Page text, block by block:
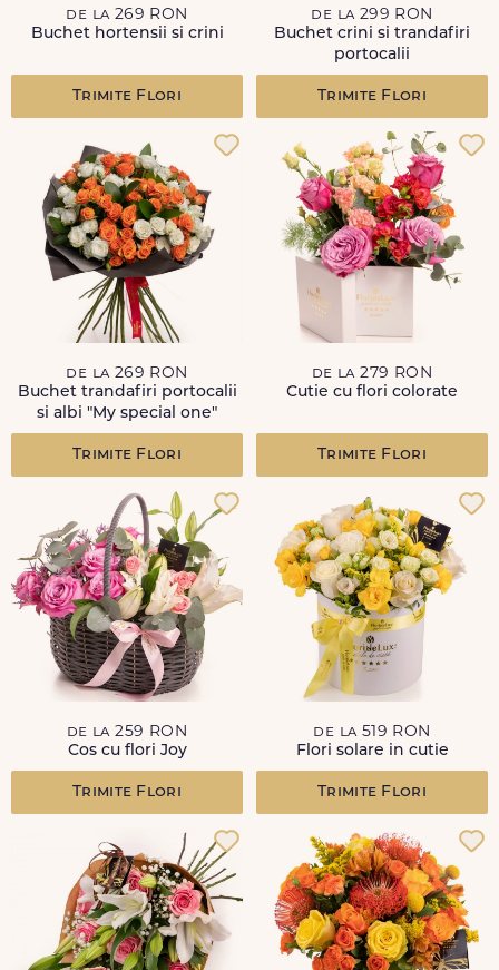
de la 269 RON
Buchet hortensii si crini
Trimite Flori
de la 299 RON
Buchet crini si trandafiri
portocalii
Trimite Flori
de la 269 RON
Buchet trandafiri portocalii
si albi "My special one"
Trimite Flori
de la 279 RON
Cutie cu flori colorate
Trimite Flori
de la 259 RON
Cos cu flori Joy
Trimite Flori
de la 519 RON
Flori solare in cutie
Trimite Flori